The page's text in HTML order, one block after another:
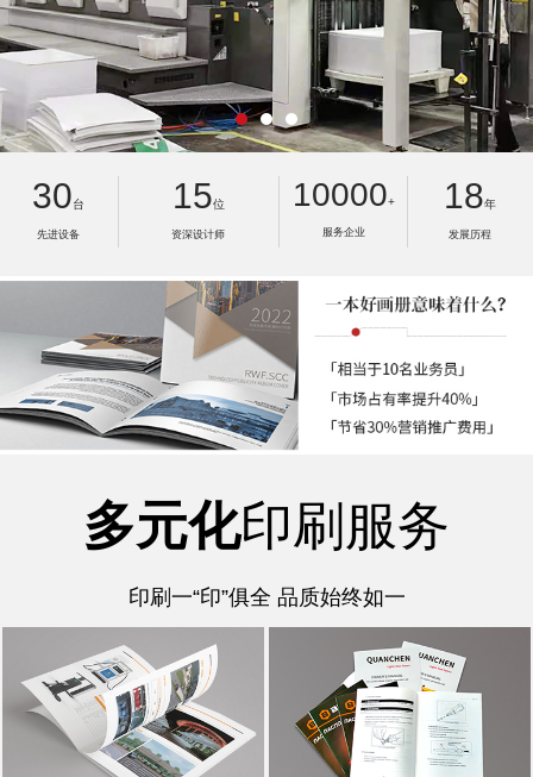
30台
先进设备
15位
资深设计师
10000+
服务企业
18年
发展历程
多元化印刷服务
印刷一“印”俱全 品质始终如一